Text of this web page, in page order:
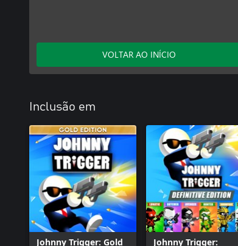
VOLTAR AO INÍCIO
Inclusão em
Johnny Trigger: Gold
Johnny Trigger: